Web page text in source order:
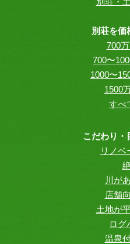
別荘を価
700
700〜
1000〜
1500
すべ
こだわり・
リノベ
川が
店舗
土地が
ログ
温泉